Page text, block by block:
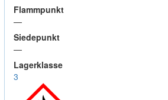
Flammpunkt
—
Siedepunkt
—
Lagerklasse
3